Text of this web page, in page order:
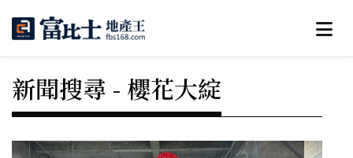
新聞搜尋 - 櫻花大綻